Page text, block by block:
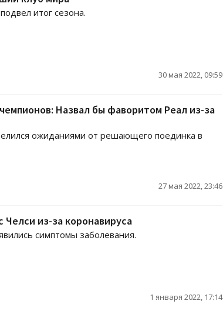
итог сезона.
30 мая 2022, 09:59
Назвал бы фаворитом Реал из-за
ожиданиями от решающего поединка в
27 мая 2022, 23:46
Челси из-за коронавируса
симптомы заболевания.
1 января 2022, 17:14